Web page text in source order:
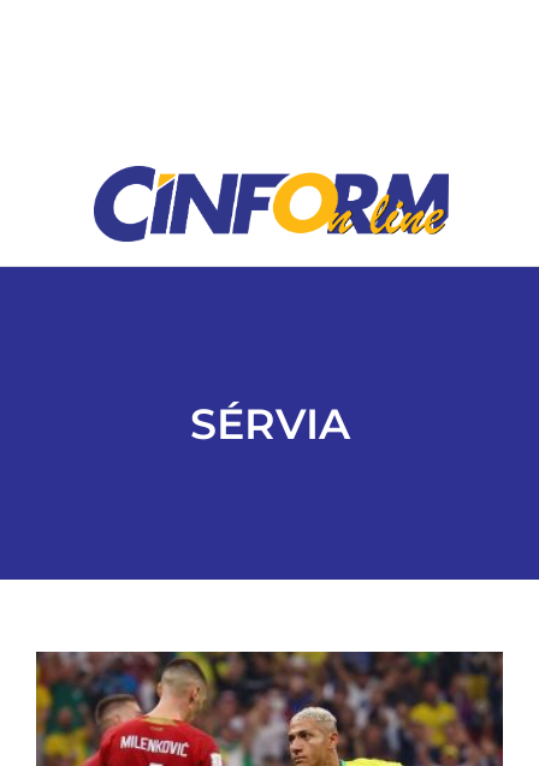
Classificados
EDIÇÕES EM PDFSÉRVIA